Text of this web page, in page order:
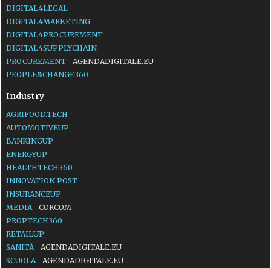
DIGITAL4LEGAL
DIGITAL4MARKETING
DIGITAL4PROCUREMENT
DIGITAL4SUPPLYCHAIN
PROCUREMENT
AGENDADIGITALE.EU
PEOPLE&CHANGE360
Industry
AGRIFOOD.TECH
AUTOMOTIVEUP
BANKINGUP
ENERGYUP
HEALTHTECH360
INNOVATION POST
INSURANCEUP
MEDIA
CORCOM
PROPTECH360
RETAILUP
SANITÀ
AGENDADIGITALE.EU
SCUOLA
AGENDADIGITALE.EU